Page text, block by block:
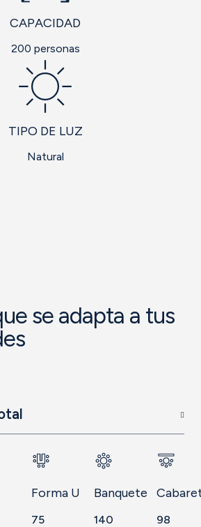
CAPACIDAD
200 personas
TIPO DE LUZ
Natural
se adapta a tus
Forma U
75
Banquete
140 98